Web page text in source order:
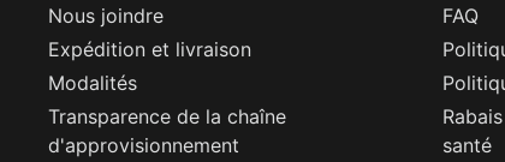
Nous joindre
FAQ
Expédition et livraison
Modalités
Transparence de la chaîne
d'approvisionnement
santé